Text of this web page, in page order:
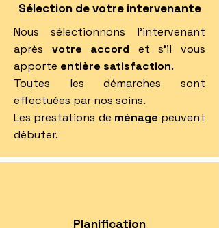
Sélection de votre intervenante
Nous sélectionnons l'intervenant
après votre accord et s'il vous
apporte entière satisfaction.
Toutes les démarches sont
effectuées par nos soins.
Les prestations de ménage peuvent
débuter.
Planification